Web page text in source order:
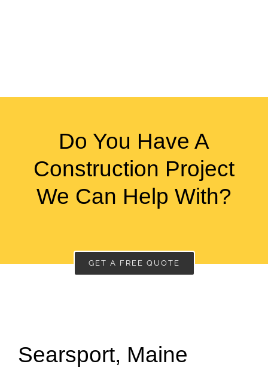
Do You Have A
Construction Project
We Can Help With?
GET A FREE QUOTE
Searsport, Maine